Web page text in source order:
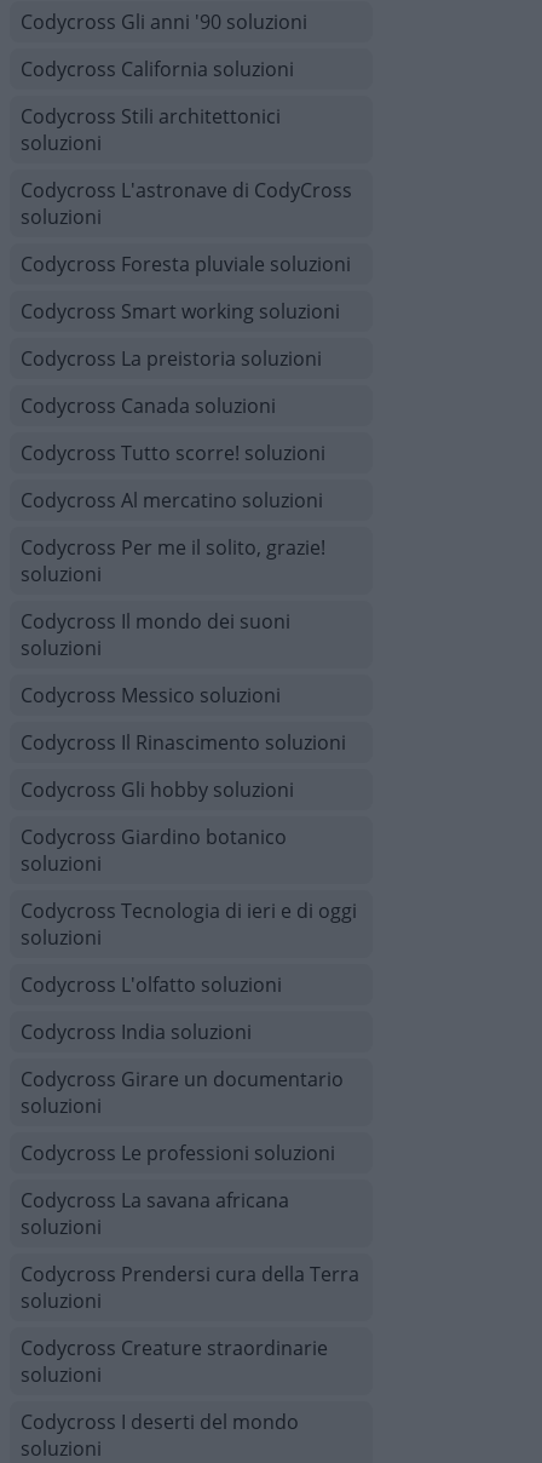
Codycross Gli anni '90 soluzioni
Codycross California soluzioni
Codycross Stili architettonici
soluzioni
Codycross L'astronave di CodyCross
soluzioni
Codycross Foresta pluviale soluzioni
Codycross Smart working soluzioni
Codycross La preistoria soluzioni
Codycross Canada soluzioni
Codycross Tutto scorre! soluzioni
Codycross Al mercatino soluzioni
Codycross Per me il solito, grazie!
soluzioni
Codycross Il mondo dei suoni
soluzioni
Codycross Messico soluzioni
Codycross Il Rinascimento soluzioni
Codycross Gli hobby soluzioni
Codycross Giardino botanico
soluzioni
Codycross Tecnologia di ieri e di oggi
soluzioni
Codycross L'olfatto soluzioni
Codycross India soluzioni
Codycross Girare un documentario
soluzioni
Codycross Le professioni soluzioni
Codycross La savana africana
soluzioni
Codycross Prendersi cura della Terra
soluzioni
Codycross Creature straordinarie
soluzioni
Codycross I deserti del mondo
soluzioni